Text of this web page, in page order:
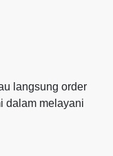
langsung order
dalam melayani